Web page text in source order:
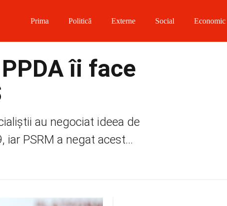
Prima Politică Externe Social Economic
îi face
au negociat ideea de
PSRM a negat acest...